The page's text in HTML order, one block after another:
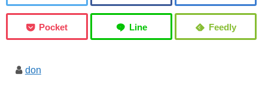
don